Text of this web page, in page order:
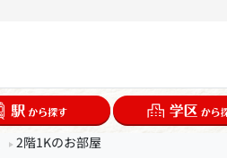
2階1Kのお部屋